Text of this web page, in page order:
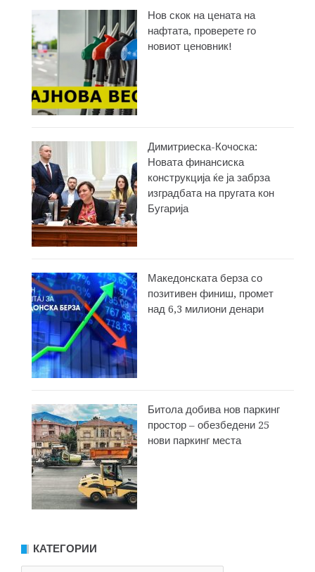
Нов скок на цената на
нафтата, проверете го
новиот ценовник!
Димитриеска-Кочоска:
Новата финансиска
конструкција ќе ја забрза
изградбата на пругата кон
Бугарија
Македонската берза со
позитивен финиш, промет
над 6,3 милиони денари
Битола добива нов паркинг
простор – обезбедени 25
нови паркинг места
КАТЕГОРИИ